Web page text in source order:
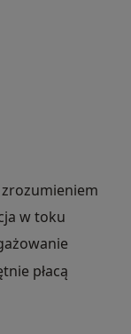
w toku
płacą